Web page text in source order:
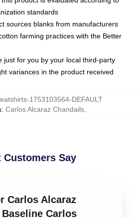
standards
sources blanks from manufacturers
farming practices with the Better
just for you by your local third-party
variances in the product received
1753103564-DEFAULT
: Carlos Alcaraz Chandails,
Customers Say
Carlos Alcaraz
Carlos